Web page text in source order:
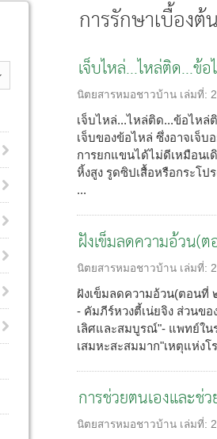
การรักษาเบื้องต้น
เจ็บไหล่...ไหล่ติด...ข้
นิตยสารหมอชาวบ้าน เล่มที่:
เจ็บไหล่...ไหล่ติด...ข้อไห
เจ็บของข้อไหล่ ซึ่งอาจเจ็บ
การยกแขนได้ไม่ดีเหมือนเ
หิ้งสูง รูดซิปเสื้อหรือกระโป
...
ฝังเข็มลดความอ้วน(
นิตยสารหมอชาวบ้าน เล่มที่:
ฝังเข็มลดความอ้วน(ตอนที่
- คัมภีร์หวงตี้เน่ยจิง ส่วนขอ
เลิศและสมบูรณ์"- แพทย์ใน
เสมหะสะสมมาก"เหตุแห่งโ
การช่วยตนเองและช่
นิตยสารหมอชาวบ้าน เล่มที่: